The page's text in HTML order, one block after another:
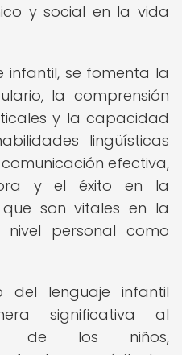
y social en la vida
infantil, se fomenta la
la comprensión
y la capacidad
lingüísticas
efectiva,
y el éxito en la
son vitales en la
personal como
del lenguaje infantil
significativa al
de los niños,